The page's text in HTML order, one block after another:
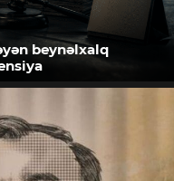
beynəlxalq